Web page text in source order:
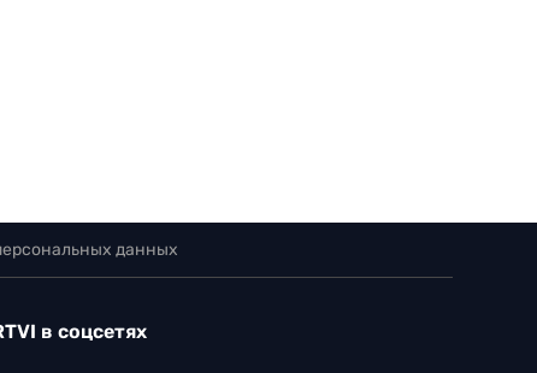
данных
в соцсетях